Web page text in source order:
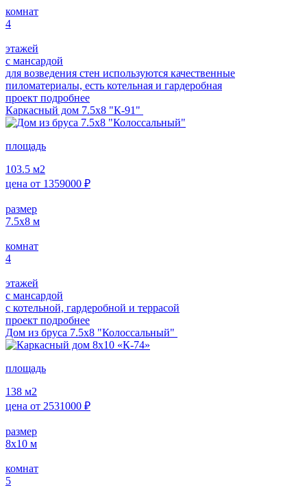
комнат
4
этажей
с мансардой
для возведения стен используются качественные
пиломатериалы, есть котельная и гардеробная
проект подробнее
Каркасный дом 7.5х8 "К-91"
площадь
103.5 м2
цена от 1359000 ₽
размер
7.5х8 м
комнат
4
этажей
с мансардой
с котельной, гардеробной и террасой
проект подробнее
Дом из бруса 7.5х8 "Колоссальный"
площадь
138 м2
цена от 2531000 ₽
размер
8х10 м
комнат
5